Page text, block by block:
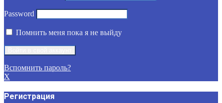
Password
Помнить меня пока я не выйду
Вспомнить пароль?
X
Регистрация